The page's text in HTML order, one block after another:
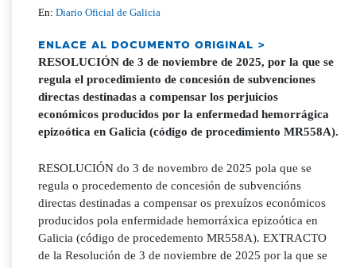
En:Diario Oficial de Galicia
ENLACE AL DOCUMENTO ORIGINAL >
RESOLUCIÓN de 3 de noviembre de 2025, por la que se
regula el procedimiento de concesión de subvenciones
directas destinadas a compensar los perjuicios
económicos producidos por la enfermedad hemorrágica
epizoótica en Galicia (código de procedimiento MR558A).
RESOLUCIÓN do 3 de novembro de 2025 pola que se
regula o procedemento de concesión de subvencións
directas destinadas a compensar os prexuízos económicos
producidos pola enfermidade hemorráxica epizoótica en
Galicia (código de procedemento MR558A). EXTRACTO
de la Resolución de 3 de noviembre de 2025 por la que se